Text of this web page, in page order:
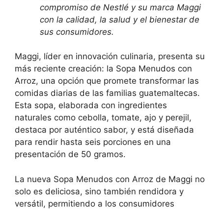
compromiso de Nestlé y su marca Maggi
con la calidad, la salud y el bienestar de
sus consumidores.
Maggi, líder en innovación culinaria, presenta su
más reciente creación: la Sopa Menudos con
Arroz, una opción que promete transformar las
comidas diarias de las familias guatemaltecas.
Esta sopa, elaborada con ingredientes
naturales como cebolla, tomate, ajo y perejil,
destaca por auténtico sabor, y está diseñada
para rendir hasta seis porciones en una
presentación de 50 gramos.
La nueva Sopa Menudos con Arroz de Maggi no
solo es deliciosa, sino también rendidora y
versátil, permitiendo a los consumidores